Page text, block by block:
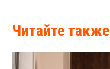
Читайте также